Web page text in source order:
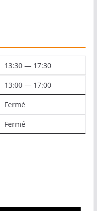
13:30 — 17:30
13:00 — 17:00
Fermé
Fermé